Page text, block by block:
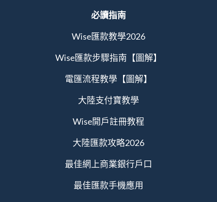
必讀指南
Wise匯款教學2026
Wise匯款步驟指南【圖解】
電匯流程教學【圖解】
大陸支付寶教學
Wise開戶註冊教程
大陸匯款攻略2026
最佳網上商業銀行戶口
最佳匯款手機應用